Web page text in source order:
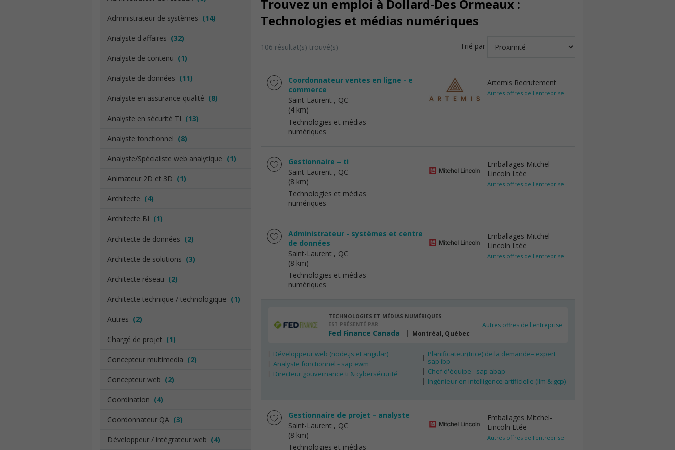
Administrateur de systèmes (14)
Analyste d'affaires (32)
Analyste de contenu (1)
Analyste de données (11)
Analyste en assurance-qualité (8)
Analyste en sécurité TI (13)
Analyste fonctionnel (8)
Analyste/Spécialiste web analytique (1)
Animateur 2D et 3D (1)
Architecte (4)
Architecte BI (1)
Architecte de données (2)
Architecte de solutions (3)
Architecte réseau (2)
Architecte technique / technologique (1)
Autres (2)
Chargé de projet (1)
Concepteur multimedia (2)
Concepteur web (2)
Coordination (4)
Coordonnateur QA (3)
Développeur / intégrateur web (4)
Trouvez un emploi à Dollard-Des Ormeaux :
Technologies et médias numériques
106 résultat(s) trouvé(s) Trié par
Coordonnateur ventes en ligne - e
commerce
Saint-Laurent , QC
(4 km)
Technologies et médias
numériques
Artemis Recrutement
Autres offres de l'entreprise
Gestionnaire – ti
Saint-Laurent , QC
(8 km)
Technologies et médias
numériques
Emballages Mitchel-
Lincoln Ltée
Autres offres de l'entreprise
Administrateur - systèmes et centre
de données
Saint-Laurent , QC
(8 km)
Technologies et médias
numériques
Emballages Mitchel-
Lincoln Ltée
Autres offres de l'entreprise
TECHNOLOGIES ET MÉDIAS NUMÉRIQUES
EST PRÉSENTÉ PAR
Fed Finance Canada Montréal, Québec
Autres offres de l'entreprise
Développeur web (node.js et angular)
Analyste fonctionnel - sap ewm
Directeur gouvernance ti & cybersécurité
Planificateur(trice) de la demande– expert
sap ibp
Chef d'équipe - sap abap
Ingénieur en intelligence artificielle (llm & gcp)
Gestionnaire de projet – analyste
Saint-Laurent , QC
(8 km)
Technologies et médias
Emballages Mitchel-
Lincoln Ltée
Autres offres de l'entreprise